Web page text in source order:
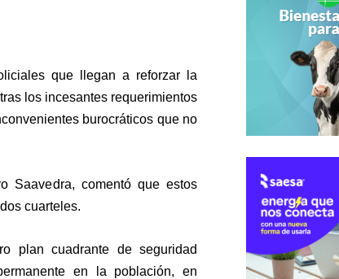
que llegan a reforzar la
los incesantes requerimientos
burocráticos que no
Saavedra, comentó que estos
cuarteles.
plan cuadrante de seguridad
en la población, en